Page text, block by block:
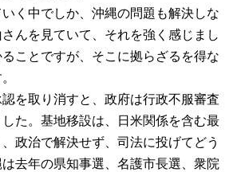
く中でしか、沖縄の問題も解決しな
んを見ていて、それを強く感じまし
ことですが、そこに拠らざるを得な
を取り消すと、政府は行政不服審査
た。基地移設は、日米関係を含む最
政治で解決せず、司法に投げてどう
去年の県知事選、名護市長選、衆院